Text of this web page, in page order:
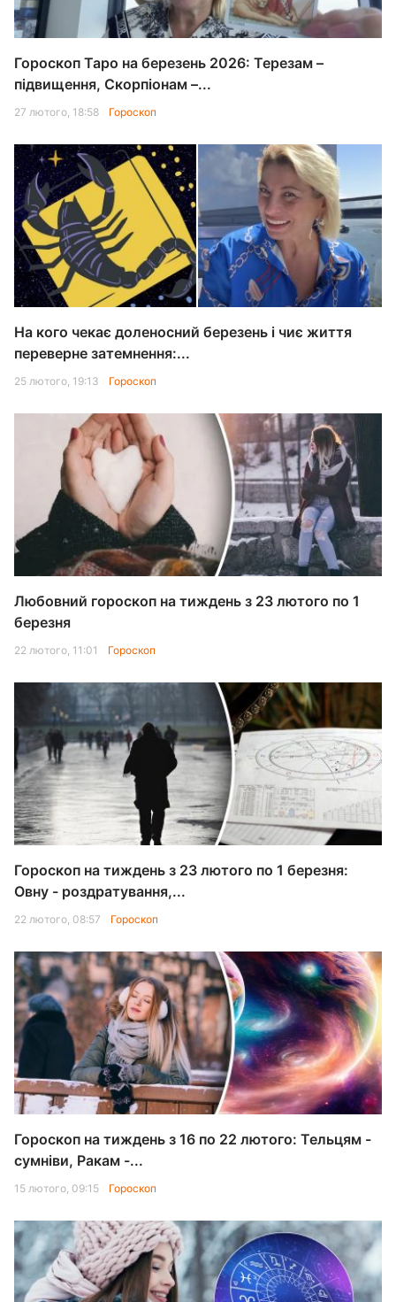
Гороскоп Таро на березень 2026: Терезам –
підвищення, Скорпіонам –...
27 лютого, 18:58 Гороскоп
На кого чекає доленосний березень і чиє життя
переверне затемнення:...
25 лютого, 19:13 Гороскоп
Любовний гороскоп на тиждень з 23 лютого по 1
березня
22 лютого, 11:01 Гороскоп
Гороскоп на тиждень з 23 лютого по 1 березня:
Овну - роздратування,...
22 лютого, 08:57 Гороскоп
Гороскоп на тиждень з 16 по 22 лютого: Тельцям -
сумніви, Ракам -...
15 лютого, 09:15 Гороскоп